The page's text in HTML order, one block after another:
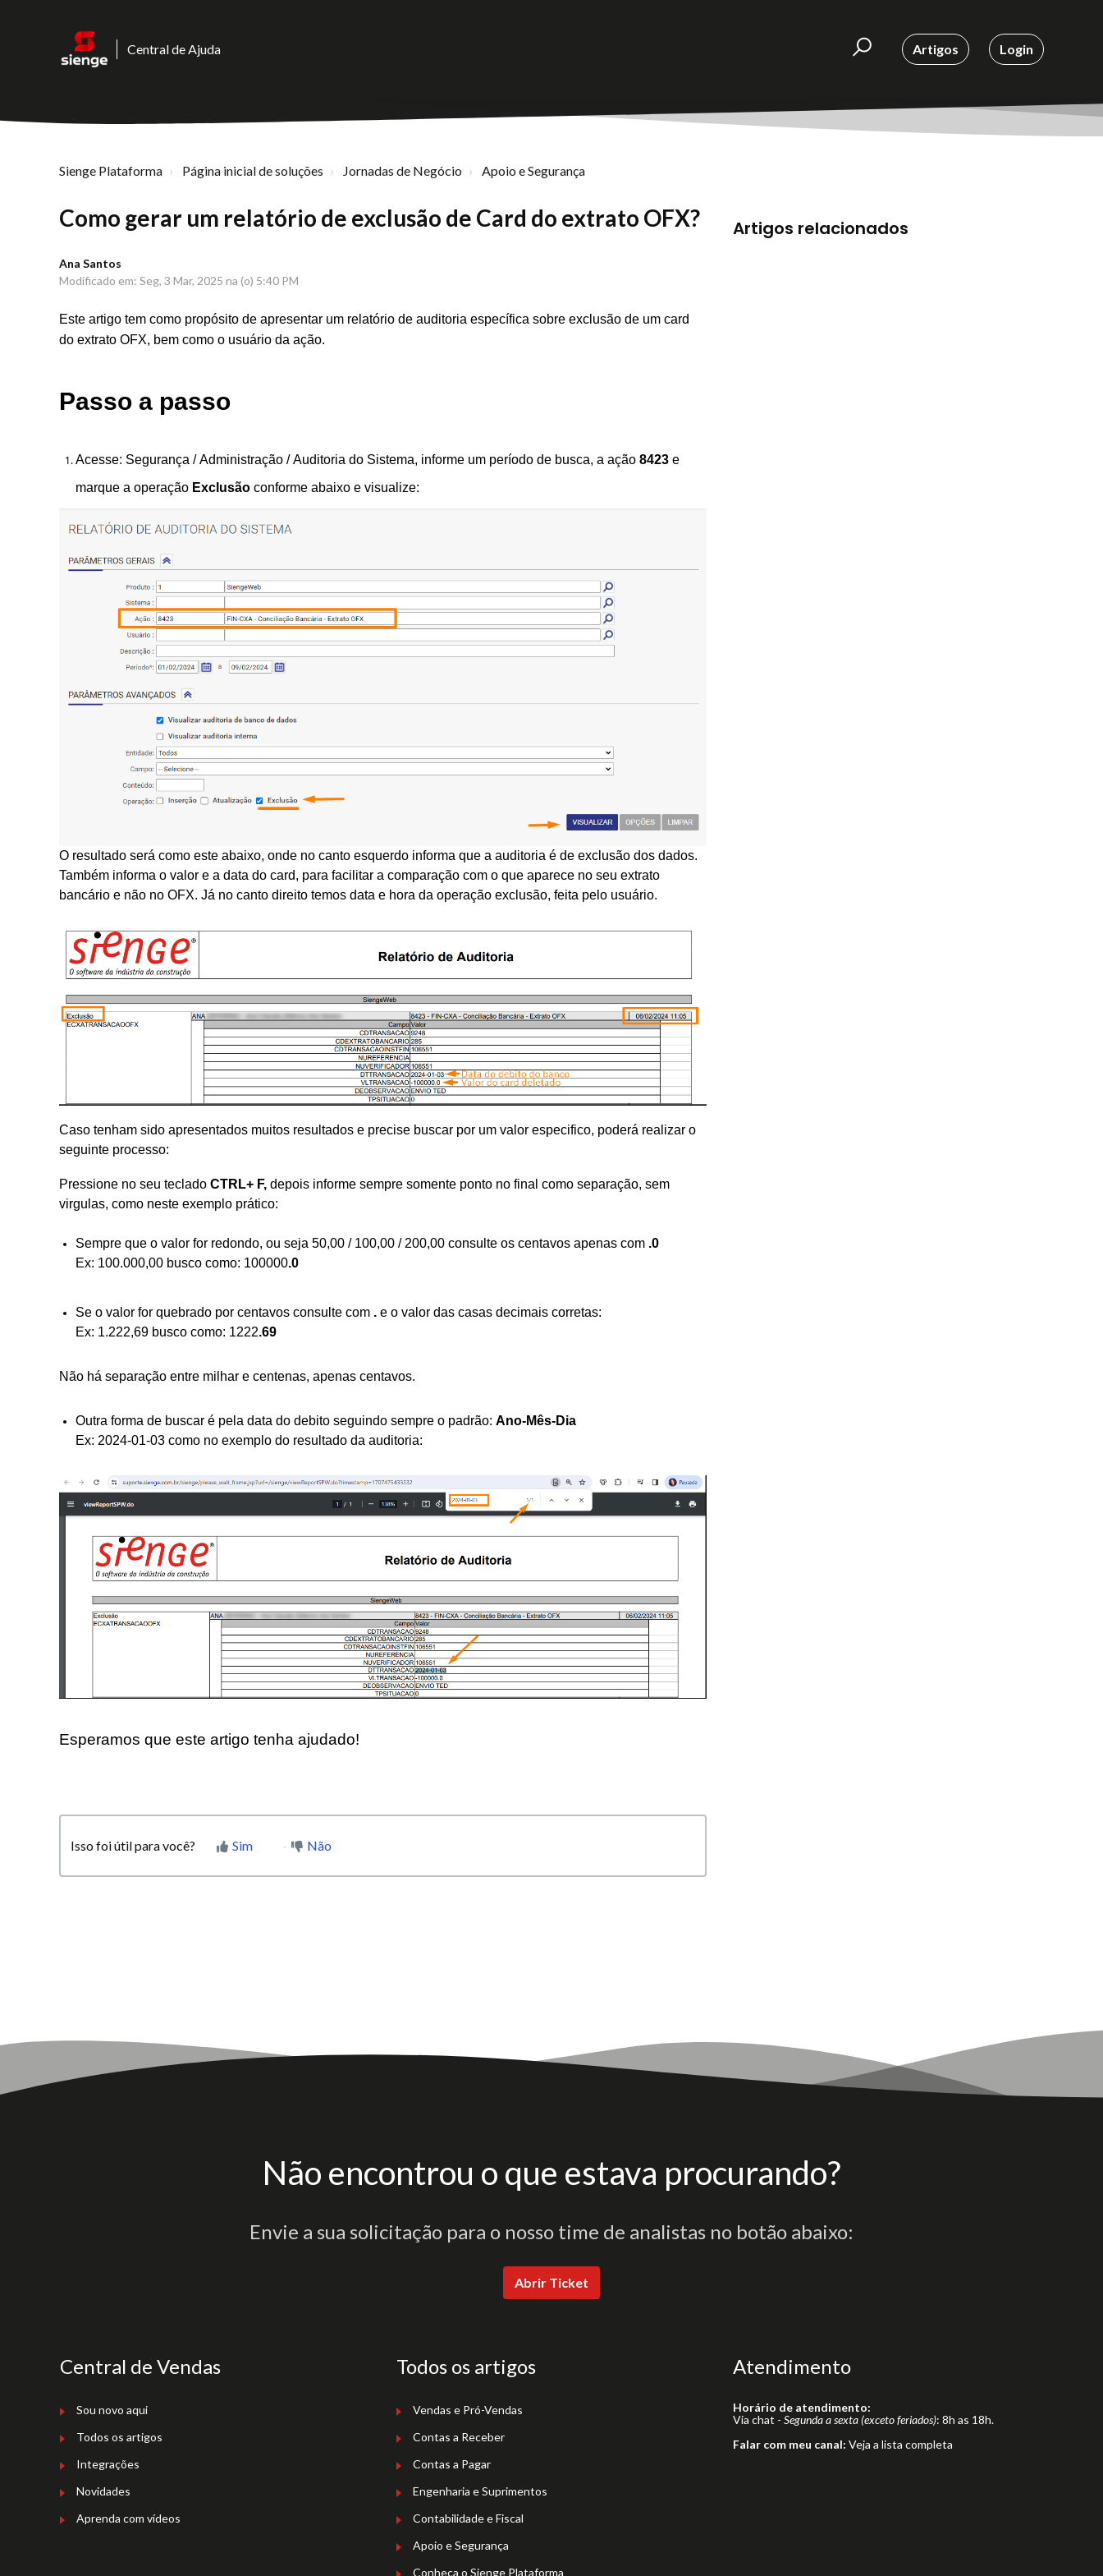
Central de Ajuda Artigos Login
Sienge Plataforma Página inicial de soluções Jornadas de Negócio Apoio e Segurança
Como gerar um relatório de exclusão de Card do extrato OFX?
Ana Santos
Modificado em: Seg, 3 Mar, 2025 na (o) 5:40 PM
Este artigo tem como propósito de apresentar um relatório de auditoria específica sobre exclusão de um card
do extrato OFX, bem como o usuário da ação.
Passo a passo
Acesse: Segurança / Administração / Auditoria do Sistema, informe um período de busca, a ação 8423 e
marque a operação Exclusão conforme abaixo e visualize:
O resultado será como este abaixo, onde no canto esquerdo informa que a auditoria é de exclusão dos dados.
Também informa o valor e a data do card, para facilitar a comparação com o que aparece no seu extrato
bancário e não no OFX. Já no canto direito temos data e hora da operação exclusão, feita pelo usuário.
Caso tenham sido apresentados muitos resultados e precise buscar por um valor especifico, poderá realizar o
seguinte processo:
Pressione no seu teclado CTRL+ F, depois informe sempre somente ponto no final como separação, sem
virgulas, como neste exemplo prático:
Sempre que o valor for redondo, ou seja 50,00 / 100,00 / 200,00 consulte os centavos apenas com .0
Ex: 100.000,00 busco como: 100000.0
Se o valor for quebrado por centavos consulte com . e o valor das casas decimais corretas:
Ex: 1.222,69 busco como: 1222.69
Não há separação entre milhar e centenas, apenas centavos.
Outra forma de buscar é pela data do debito seguindo sempre o padrão: Ano-Mês-Dia
Ex: 2024-01-03 como no exemplo do resultado da auditoria:
Esperamos que este artigo tenha ajudado!
Isso foi útil para você? Sim Não
Artigos relacionados
Não encontrou o que estava procurando?
Envie a sua solicitação para o nosso time de analistas no botão abaixo:
Abrir Ticket
Central de Vendas
Sou novo aqui
Todos os artigos
Integrações
Novidades
Aprenda com vídeos
Todos os artigos
Vendas e Pró-Vendas
Contas a Receber
Contas a Pagar
Engenharia e Suprimentos
Contabilidade e Fiscal
Apoio e Segurança
Conheça o Sienge Plataforma
Atendimento
Horário de atendimento:
Via chat - Segunda a sexta (exceto feriados): 8h as 18h.
Falar com meu canal: Veja a lista completa